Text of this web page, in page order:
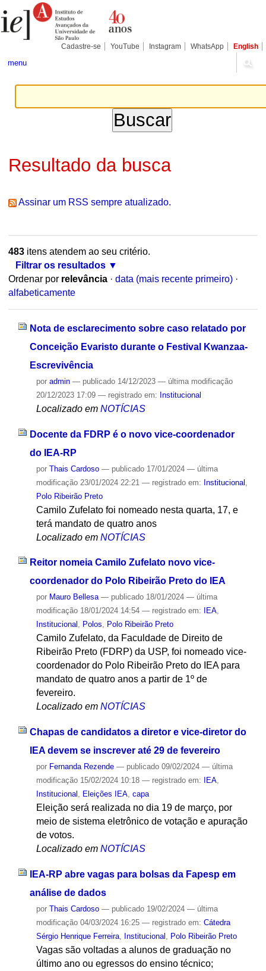
para
conteúdo.
Pessoais
Cadastre-se YouTube Instagram WhatsApp English
menu
Resultado da busca
Assinar um RSS sempre atualizado.
483itens atendem ao seu critério.
Filtrar os resultados
Ordenar por relevância · data (mais recente primeiro) ·
alfabeticamente
Nota de esclarecimento sobre caso relatado por
Conceição Evaristo durante o Festival Kwanzaa-
Escrevivência
por admin — publicado14/12/2023 — última modificação
20/12/2023 17:09 — registrado em: Institucional
Localizado em NOTÍCIAS
Docente da FDRP é o novo vice-coordenador
do IEA-RP
por Thais Cardoso — publicado17/01/2024 — última
modificação23/01/2024 22:21 — registrado em: Institucional
Polo Ribeirão Preto
Camilo Zufelato foi nomeado nesta quarta, 17, e
terá mandato de quatro anos
Localizado em NOTÍCIAS
Reitor nomeia Camilo Zufelato novo vice-
coordenador do Polo Ribeirão Preto do IEA
por Mauro Bellesa — publicado18/01/2024 — última
modificação18/01/2024 14:54 — registrado em: IEA,
Institucional , Polos, Polo Ribeirão Preto
Camilo Zufelato, da Faculdade de Direito de
Ribeirão Preto (FDRP) da USP, foi nomeado vice-
coordenador do Polo Ribeirão Preto do IEA para
mandato de quatro anos a partir de 1º de
fevereiro.
Localizado em NOTÍCIAS
Chapas de candidatos a diretor e vice-diretor do
IEA devem se inscrever até 29 de fevereiro
por Fernanda Rezende — publicado09/02/2024 — última
modificação15/02/2024 10:18 — registrado em: IEA,
Institucional , Eleições IEA, capa
Eleição será realizada no dia 19 de março, por
meio de sistema eletrônico de votação e apuração
de votos.
Localizado em NOTÍCIAS
IEA-RP abre vagas para bolsas da Fapesp em
análise de dados
por Thais Cardoso — publicado19/02/2024 — última
modificação04/03/2024 16:25 — registrado em: Cátedra
Sérgio Henrique Ferreira, Institucional Polo Ribeirão Preto
Vagas são voltadas a alunos de graduação no
último ano ou egressos do ensino técnico;